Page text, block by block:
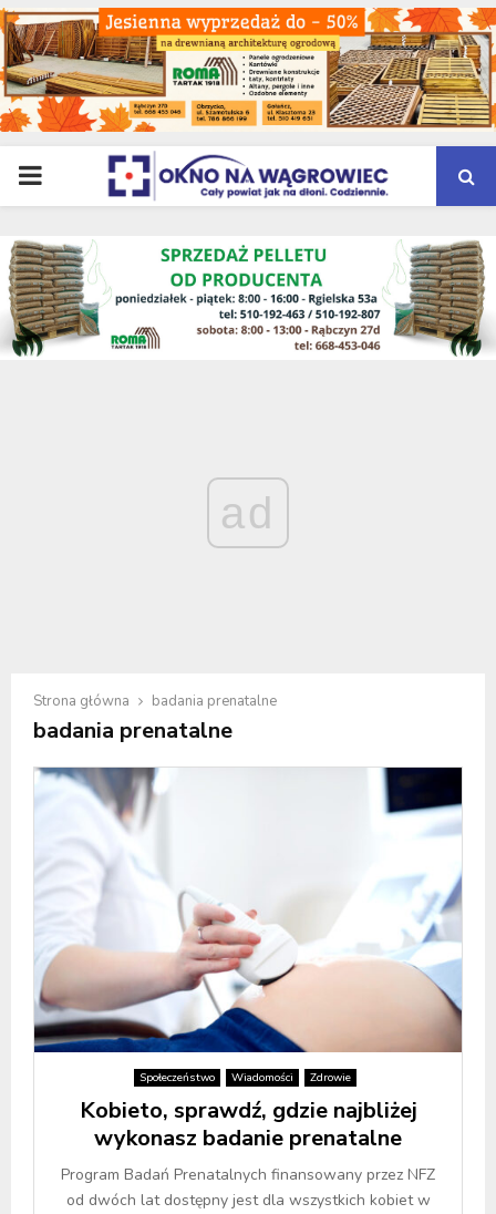
PRIMARY
MENU
ad
Strona główna badania prenatalne
badania prenatalne
Społeczeństwo Wiadomości Zdrowie
Kobieto, sprawdź, gdzie najbliżej
wykonasz badanie prenatalne
Program Badań Prenatalnych finansowany przez NFZ
od dwóch lat dostępny jest dla wszystkich kobiet w